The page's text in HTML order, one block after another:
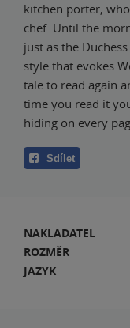
kitchen porter,
chef. Until the
just as the
style that evokes
tale to read again
time you read it
hiding on every
Sdílet
NAKLADATEL
ROZMĚR
JAZYK